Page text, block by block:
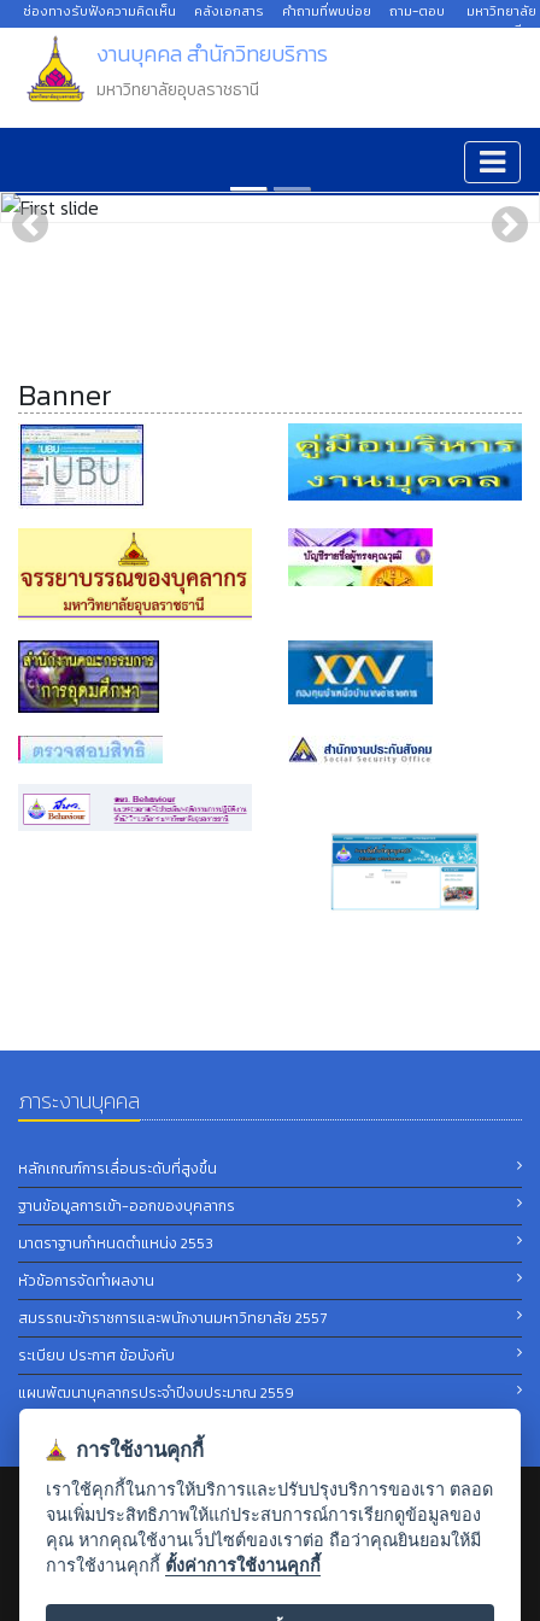
ช่องทางรับฟังความคิดเห็น คลังเอกสาร คำถามที่พบบ่อย ถาม-ตอบ
มหาวิทยาลัย
อุบลราชธานี
งานบุคคล สำนักวิทยบริการ
มหาวิทยาลัยอุบลราชธานี
Previous
Banner
ภาระงานบุคคล
หลักเกณฑ์การเลื่อนระดับที่สูงขึ้น
ฐานข้อมูลการเข้า-ออกของบุคลากร
มาตราฐานกำหนดตำแหน่ง 2553
หัวข้อการจัดทำผลงาน
สมรรถนะข้าราชการและพนักงานมหาวิทยาลัย 2557
ระเบียบ ประกาศ ข้อบังคับ
แผนพัฒนาบุคลากรประจำปีงบประมาณ 2559
งานบุคคล โทร. 045-288400-3 ต่อ 1805
การใช้งานคุกกี้
เราใช้คุกกี้ในการให้บริการและปรับปรุงบริการของเรา ตลอด
จนเพิ่มประสิทธิภาพให้แก่ประสบการณ์การเรียกดูข้อมูลของ
คุณ หากคุณใช้งานเว็ปไซต์ของเราต่อ ถือว่าคุณยินยอมให้มี
การใช้งานคุกกี้ ตั้งค่าการใช้งานคุกกี้